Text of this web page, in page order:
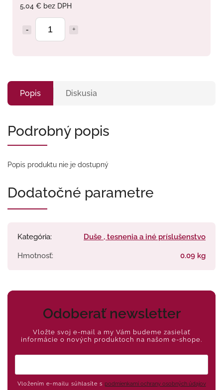
5,04 € bez DPH
Popis Diskusia
Podrobný popis
Popis produktu nie je dostupný
Dodatočné parametre
Kategória: Duše , tesnenia a iné príslušenstvo
Hmotnosť: 0.09 kg
Odoberať newsletter
Vložte svoj e-mail a my Vám budeme zasielať
informácie o nových produktoch na našom e-shope.
Vložením e-mailu súhlasíte s podmienkami ochrany osobných údajov